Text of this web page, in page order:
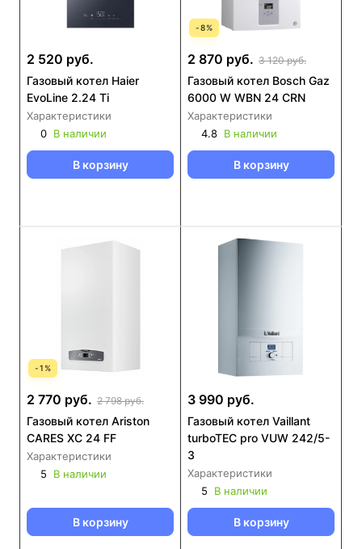
2 520 руб.
Газовый котел Haier
EvoLine 2.24 Ti
Характеристики
0 В наличии
В корзину
-8%
2 870 руб. 3 120 руб.
Газовый котел Bosch Gaz
6000 W WBN 24 CRN
Характеристики
4.8 В наличии
В корзину
-1%
2 770 руб. 2 798 руб.
Газовый котел Ariston
CARES XC 24 FF
Характеристики
5
В наличии
В корзину
3 990 руб.
Газовый котел Vaillant
turboTEC pro VUW 242/5-
3
Характеристики
5
В наличии
В корзину